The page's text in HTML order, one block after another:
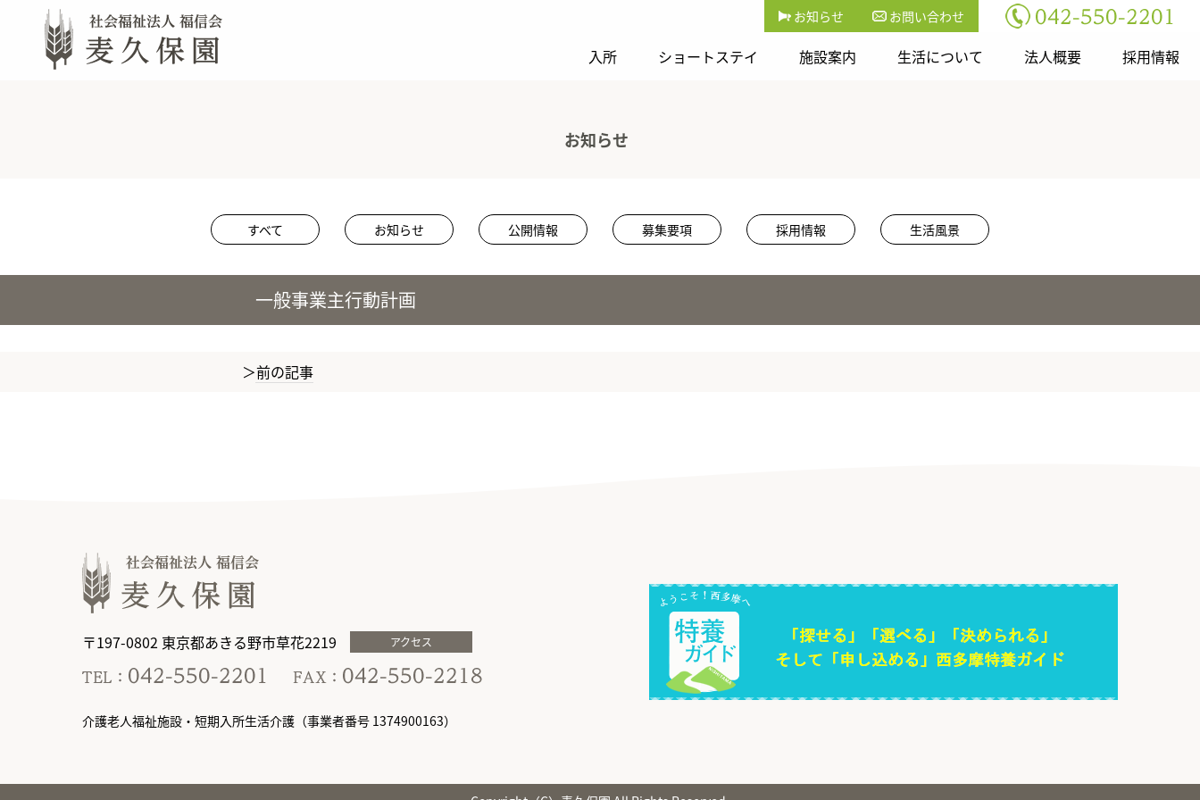
お知らせ お問い合わせ
入所 ショートステイ 施設案内 生活について 法人概要 採用情報
お知らせ
すべて お知らせ 公開情報 募集要項 採用情報 生活風景
一般事業主行動計画
前の記事
〒197-0802 東京都あきる野市草花2219 アクセス
介護老人福祉施設・短期入所生活介護（事業者番号 1374900163）